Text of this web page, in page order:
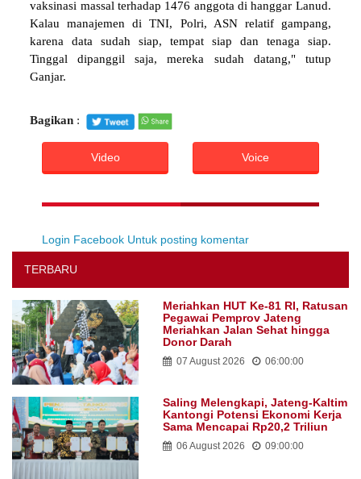
vaksinasi massal terhadap 1476 anggota di hanggar Lanud.
Kalau manajemen di TNI, Polri, ASN relatif gampang,
karena data sudah siap, tempat siap dan tenaga siap.
Tinggal dipanggil saja, mereka sudah datang," tutup
Ganjar.
Bagikan :
Video Voice
Login Facebook Untuk posting komentar
TERBARU
Meriahkan HUT Ke-81 RI, Ratusan
Pegawai Pemprov Jateng
Meriahkan Jalan Sehat hingga
Donor Darah
07 August 2026 06:00:00
Saling Melengkapi, Jateng-Kaltim
Kantongi Potensi Ekonomi Kerja
Sama Mencapai Rp20,2 Triliun
06 August 2026 09:00:00